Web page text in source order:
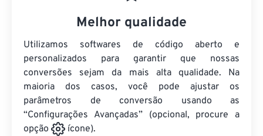
Melhor qualidade
Utilizamos softwares de código aberto e
personalizados para garantir que nossas
conversões sejam da mais alta qualidade. Na
maioria dos casos, você pode ajustar os
parâmetros de conversão usando as
“Configurações Avançadas” (opcional, procure a
opção
ícone).